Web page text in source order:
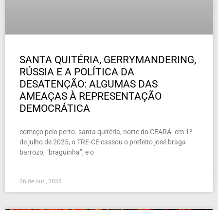
SANTA QUITÉRIA, GERRYMANDERING,
RÚSSIA E A POLÍTICA DA
DESATENÇÃO: ALGUMAS DAS
AMEAÇAS À REPRESENTAÇÃO
DEMOCRÁTICA
começo pelo perto. santa quitéria, norte do CEARÁ. em 1º
de julho de 2025, o TRE-CE cassou o prefeito josé braga
barrozo, “braguinha”, e o
26 de out , 2025